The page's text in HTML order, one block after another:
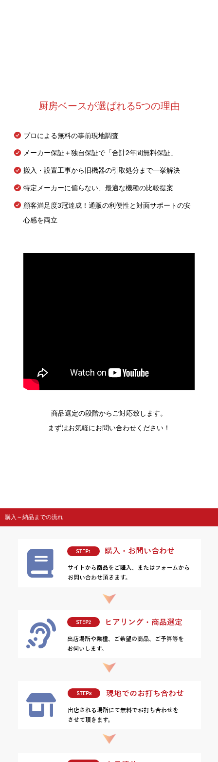
厨房ベースが選ばれる5つの理由
プロによる無料の事前現地調査
メーカー保証＋独自保証で「合計2年間無料保証」
搬入・設置工事から旧機器の引取処分まで一挙解決
特定メーカーに偏らない、最適な機種の比較提案
顧客満足度3冠達成！通販の利便性と対面サポートの安
心感を両立
商品選定の段階からご対応致します。
まずはお気軽にお問い合わせください！
購入～納品までの流れ